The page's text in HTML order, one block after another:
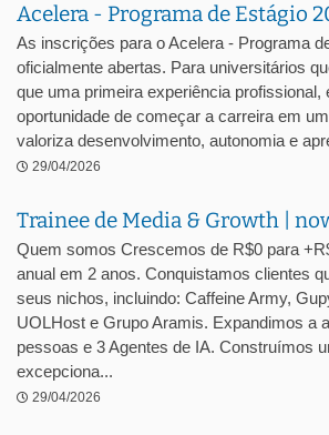
Acelera - Programa de Estágio
As inscrições para o Acelera - Programa
oficialmente abertas. Para universitários
que uma primeira experiência profissional,
oportunidade de começar a carreira em
valoriza desenvolvimento, autonomia e
29/04/2026
Trainee de Media & Growth |
Quem somos Crescemos de R$0 para
anual em 2 anos. Conquistamos clientes
seus nichos, incluindo: Caffeine Army,
UOLHost e Grupo Aramis. Expandimos a
pessoas e 3 Agentes de IA. Construímos
excepciona...
29/04/2026